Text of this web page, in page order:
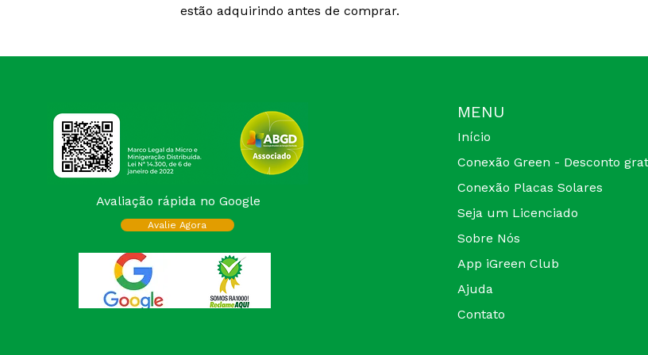
estão adquirindo antes de comprar.
Avaliação rápida no Google
Avalie Agora
MENU
Início
Conexão Green - Desconto
Conexão Placas Solares
Seja um Licenciado
Sobre Nós
App iGreen Club
Ajuda
Contato